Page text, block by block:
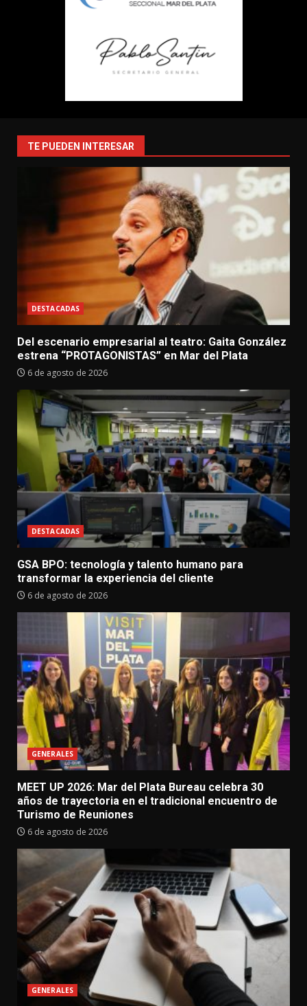
TE PUEDEN INTERESAR
DESTACADAS
Del escenario empresarial al teatro: Gaita González
estrena “PROTAGONISTAS” en Mar del Plata
6 de agosto de 2026
DESTACADAS
GSA BPO: tecnología y talento humano para
transformar la experiencia del cliente
6 de agosto de 2026
GENERALES
MEET UP 2026: Mar del Plata Bureau celebra 30
años de trayectoria en el tradicional encuentro de
Turismo de Reuniones
6 de agosto de 2026
GENERALES